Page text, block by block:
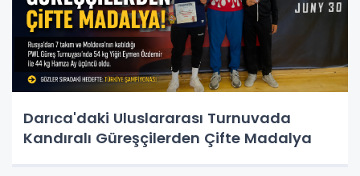
Darıca'daki Uluslararası Turnuvada
Kandıralı Güreşçilerden Çifte Madalya